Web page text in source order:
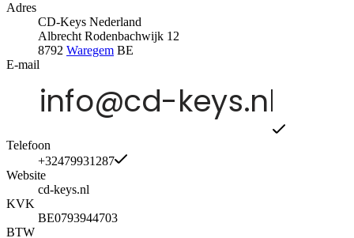
Adres
CD-Keys Nederland
Albrecht Rodenbachwijk 12
8792 Waregem BE
E-mail
Telefoon
+32479931287
Website
cd-keys.nl
KVK
BE0793944703
BTW